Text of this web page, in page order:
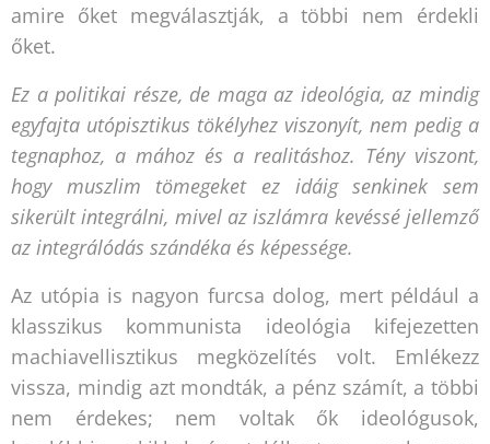
amire őket megválasztják, a többi nem érdekli
őket.
Ez a politikai része, de maga az ideológia, az mindig
egyfajta utópisztikus tökélyhez viszonyít, nem pedig a
tegnaphoz, a mához és a realitáshoz. Tény viszont,
hogy muszlim tömegeket ez idáig senkinek sem
sikerült integrálni, mivel az iszlámra kevéssé jellemző
az integrálódás szándéka és képessége.
Az utópia is nagyon furcsa dolog, mert például a
klasszikus kommunista ideológia kifejezetten
machiavellisztikus megközelítés volt. Emlékezz
vissza, mindig azt mondták, a pénz számít, a többi
nem érdekes; nem voltak ők ideológusok,